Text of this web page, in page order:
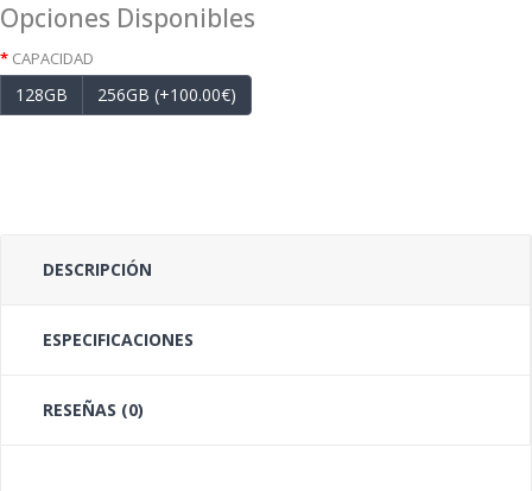
Opciones Disponibles
CAPACIDAD
128GB 256GB (+100.00€)
DESCRIPCIÓN
ESPECIFICACIONES
RESEÑAS (0)